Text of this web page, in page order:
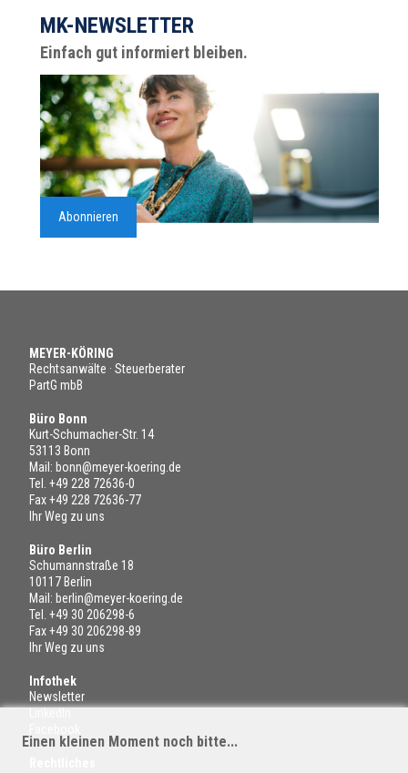
MK-NEWSLETTER
Einfach gut informiert bleiben.
Abonnieren
MEYER-KÖRING
Rechtsanwälte · Steuerberater
PartG mbB
Büro Bonn
Kurt-Schumacher-Str. 14
53113 Bonn
Mail: bonn@meyer-koering.de
Tel. +49 228 72636-0
Fax +49 228 72636-77
Ihr Weg zu uns
Büro Berlin
Schumannstraße 18
10117 Berlin
Mail: berlin@meyer-koering.de
Tel. +49 30 206298-6
Fax +49 30 206298-89
Ihr Weg zu uns
Infothek
Newsletter
Einen kleinen Moment noch bitte...